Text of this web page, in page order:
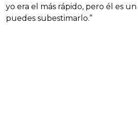
yo era el más rápido, pero él es
puedes subestimarlo.”